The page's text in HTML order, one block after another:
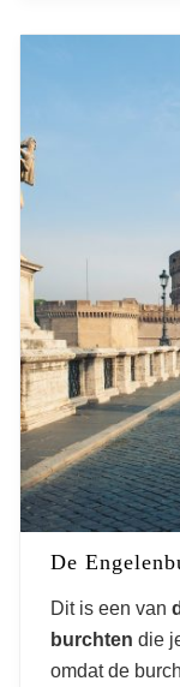
De
Dit is een van
burchten die
omdat de